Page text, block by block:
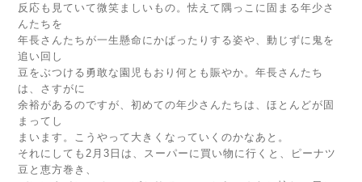
反応も見ていて微笑ましいもの。怯えて隅っこに固まる年少さ
んたちを
年長さんたちが一生懸命にかばったりする姿や、動じずに鬼を
追い回し
豆をぶつける勇敢な園児もおり何とも賑やか。年長さんたち
は、さすがに
余裕があるのですが、初めての年少さんたちは、ほとんどが固
まってし
まいます。こうやって大きくなっていくのかなあと。
それにしても2月3日は、スーパーに買い物に行くと、ピーナツ
豆と恵方巻き、